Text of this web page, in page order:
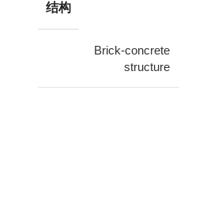
结构
Brick-concrete
structure